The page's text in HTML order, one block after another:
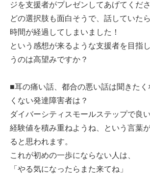
ジを支援者がプレゼンしてあげてくださ
どの選択肢も面白そうで、話していた
時間が経過してしまいました！
という感想が来るような支援者を目指
うのは高望みですか？
■耳の痛い話、都合の悪い話は聞きたく
くない発達障害者は？
ダイバーシティスモールステップで良
経験値を積み重ねようね、という言葉
ると思われます。
これが初めの一歩にならない人は、
「やる気になったらまた来てね」